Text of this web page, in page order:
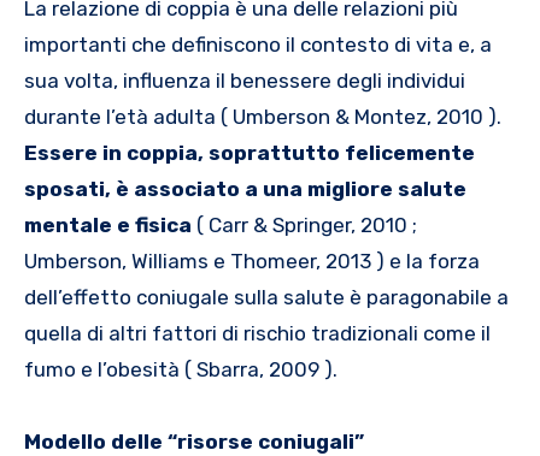
La relazione di coppia è una delle relazioni più
importanti che definiscono il contesto di vita e, a
sua volta, influenza il benessere degli individui
durante l’età adulta ( Umberson & Montez, 2010 ).
Essere in coppia, soprattutto felicemente
sposati, è associato a una migliore salute
mentale e fisica ( Carr & Springer, 2010 ;
Umberson, Williams e Thomeer, 2013 ) e la forza
dell’effetto coniugale sulla salute è paragonabile a
quella di altri fattori di rischio tradizionali come il
fumo e l’obesità ( Sbarra, 2009 ).
Modello delle “risorse coniugali”